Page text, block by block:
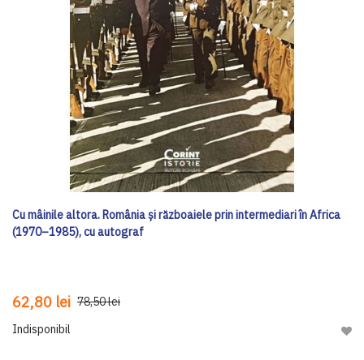
Cu mâinile altora. România și războaiele prin intermediari în Africa
(1970–1985), cu autograf
62,80 lei 78,50 lei
Indisponibil